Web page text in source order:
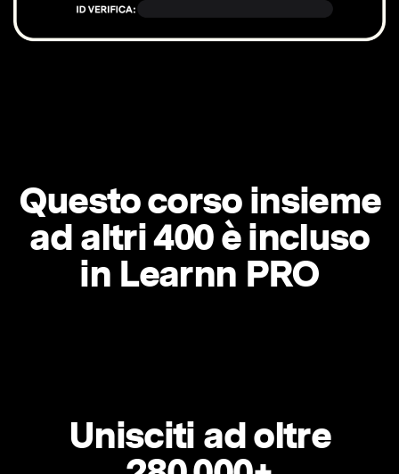
Questo corso insieme
ad altri 400 è incluso
in Learnn PRO
Unisciti ad oltre